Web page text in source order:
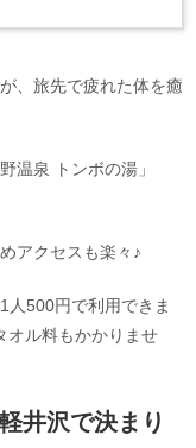
、旅先で疲れた体を癒
温泉 トンボの湯」
アクセスも楽々♪
人500円で利用できま
オル料もかかりませ
井沢で決まり